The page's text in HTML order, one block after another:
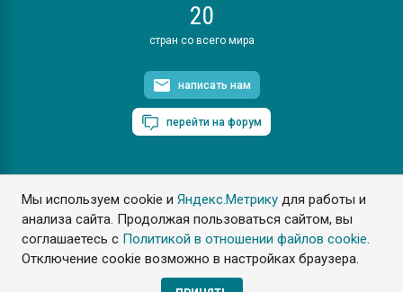
Мы используем cookie иЯндекс.Метрику для работы и
анализа сайта. Продолжая пользоваться сайтом, вы
соглашаетесь с Политикой в отношении файлов cookie.
Отключение cookie возможно в настройках браузера.
20
стран со всего мира
написать нам
перейти на форум
ПластЭксперт © 2006. Все права защищены
Разрешается копирование материалов сайта с обязательной
ссылкой на www.e-plastic.ru
Разработка сайта